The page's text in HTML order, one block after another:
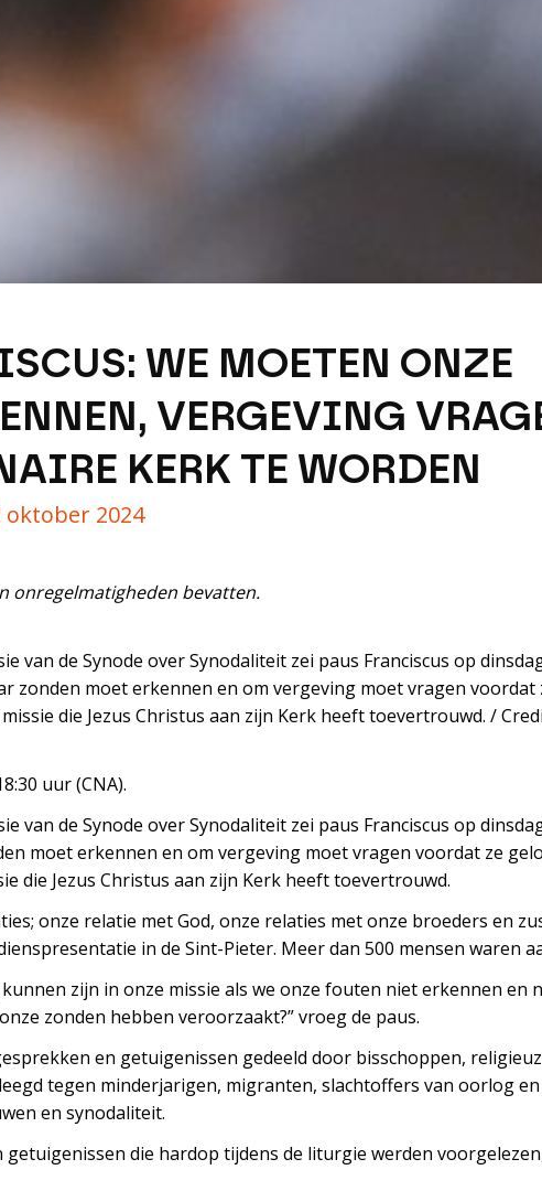
WE MOETEN ONZE
VERGEVING
KERK TE WORDEN
oktober 2024
onregelmatigheden bevatten.
van de Synode over Synodaliteit zei paus Franciscus op
zonden moet erkennen en om vergeving moet vragen
die Jezus Christus aan zijn Kerk heeft toevertrouwd. /
uur (CNA).
van de Synode over Synodaliteit zei paus Franciscus op
moet erkennen en om vergeving moet vragen voordat ze
die Jezus Christus aan zijn Kerk heeft toevertrouwd.
onze relatie met God, onze relaties met onze broeders en
in de Sint-Pieter. Meer dan 500 mensen waren
zijn in onze missie als we onze fouten niet erkennen en
zonden hebben veroorzaakt?” vroeg de paus.
en getuigenissen gedeeld door bisschoppen,
tegen minderjarigen, migranten, slachtoffers van oorlog
en synodaliteit.
getuigenissen die hardop tijdens de liturgie werden